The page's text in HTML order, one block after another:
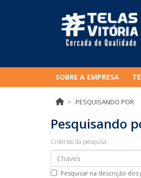
SOBRE A EMPRESA
PESQUISANDO POR
Pesquisando
Critérios da pesquisa:
Pesquisar na descrição